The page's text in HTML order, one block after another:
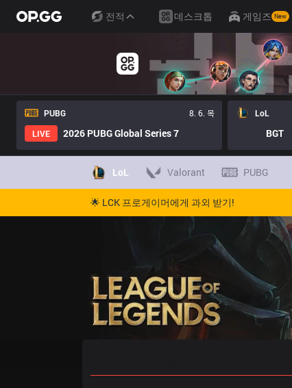
전적 데스크톱 게임즈 New
PUBG
8. 6. 목
LIVE
2026 PUBG Global Series 7
LoL
BGT
LoL Valorant PUBG
🌟 LCK 프로게이머에게 과외 받기!